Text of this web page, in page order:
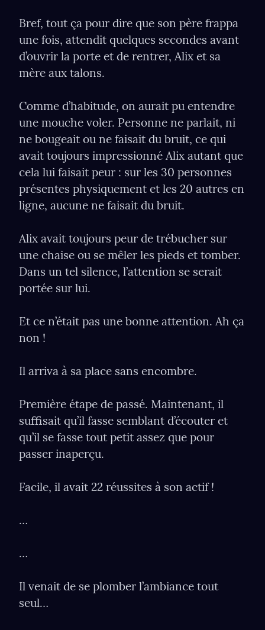
Bref, tout ça pour dire que son père frappa
une fois, attendit quelques secondes avant
d’ouvrir la porte et de rentrer, Alix et sa
mère aux talons.
Comme d’habitude, on aurait pu entendre
une mouche voler. Personne ne parlait, ni
ne bougeait ou ne faisait du bruit, ce qui
avait toujours impressionné Alix autant que
cela lui faisait peur : sur les 30 personnes
présentes physiquement et les 20 autres en
ligne, aucune ne faisait du bruit.
Alix avait toujours peur de trébucher sur
une chaise ou se mêler les pieds et tomber.
Dans un tel silence, l’attention se serait
portée sur lui.
Et ce n’était pas une bonne attention. Ah ça
non !
Il arriva à sa place sans encombre.
Première étape de passé. Maintenant, il
suﬃsait qu’il fasse semblant d’écouter et
qu’il se fasse tout petit assez que pour
passer inaperçu.
Facile, il avait 22 réussites à son actif !
…
…
Il venait de se plomber l’ambiance tout
seul…